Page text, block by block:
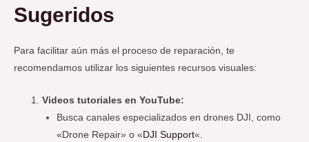
Sugeridos
Para facilitar aún más el proceso de reparación, te
recomendamos utilizar los siguientes recursos visuales:
Videos tutoriales en YouTube:
Busca canales especializados en drones DJI, como
«Drone Repair» o «DJI Support«.